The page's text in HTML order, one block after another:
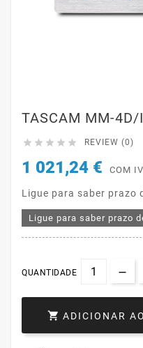
TASCAM MM-4D/
     REVIEW (0)
1 021,24 € COM
Ligue para saber prazo
Ligue para saber prazo
QUANTIDADE
 ADICIONAR